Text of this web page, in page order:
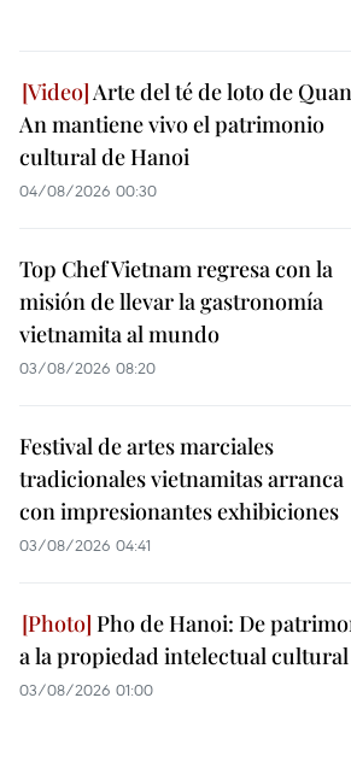
Arte del té de loto de
An mantiene vivo el patrimonio
cultural de Hanoi
04/08/2026 00:30
Top Chef Vietnam regresa con la
misión de llevar la gastronomía
vietnamita al mundo
03/08/2026 08:20
Festival de artes marciales
tradicionales vietnamitas arranca
con impresionantes exhibiciones
03/08/2026 04:41
Pho de Hanoi: De
a la propiedad intelectual cultural
03/08/2026 01:00